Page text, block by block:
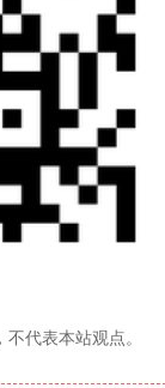
代表本站观点。